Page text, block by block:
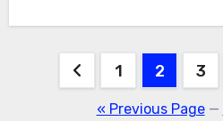
Posts
pagination
1 2 3
« Previous Page—